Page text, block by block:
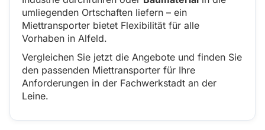
umliegenden Ortschaften liefern – ein
Miettransporter bietet Flexibilität für alle
Vorhaben in Alfeld.
Vergleichen Sie jetzt die Angebote und finden Sie
den passenden Miettransporter für Ihre
Anforderungen in der Fachwerkstadt an der
Leine.